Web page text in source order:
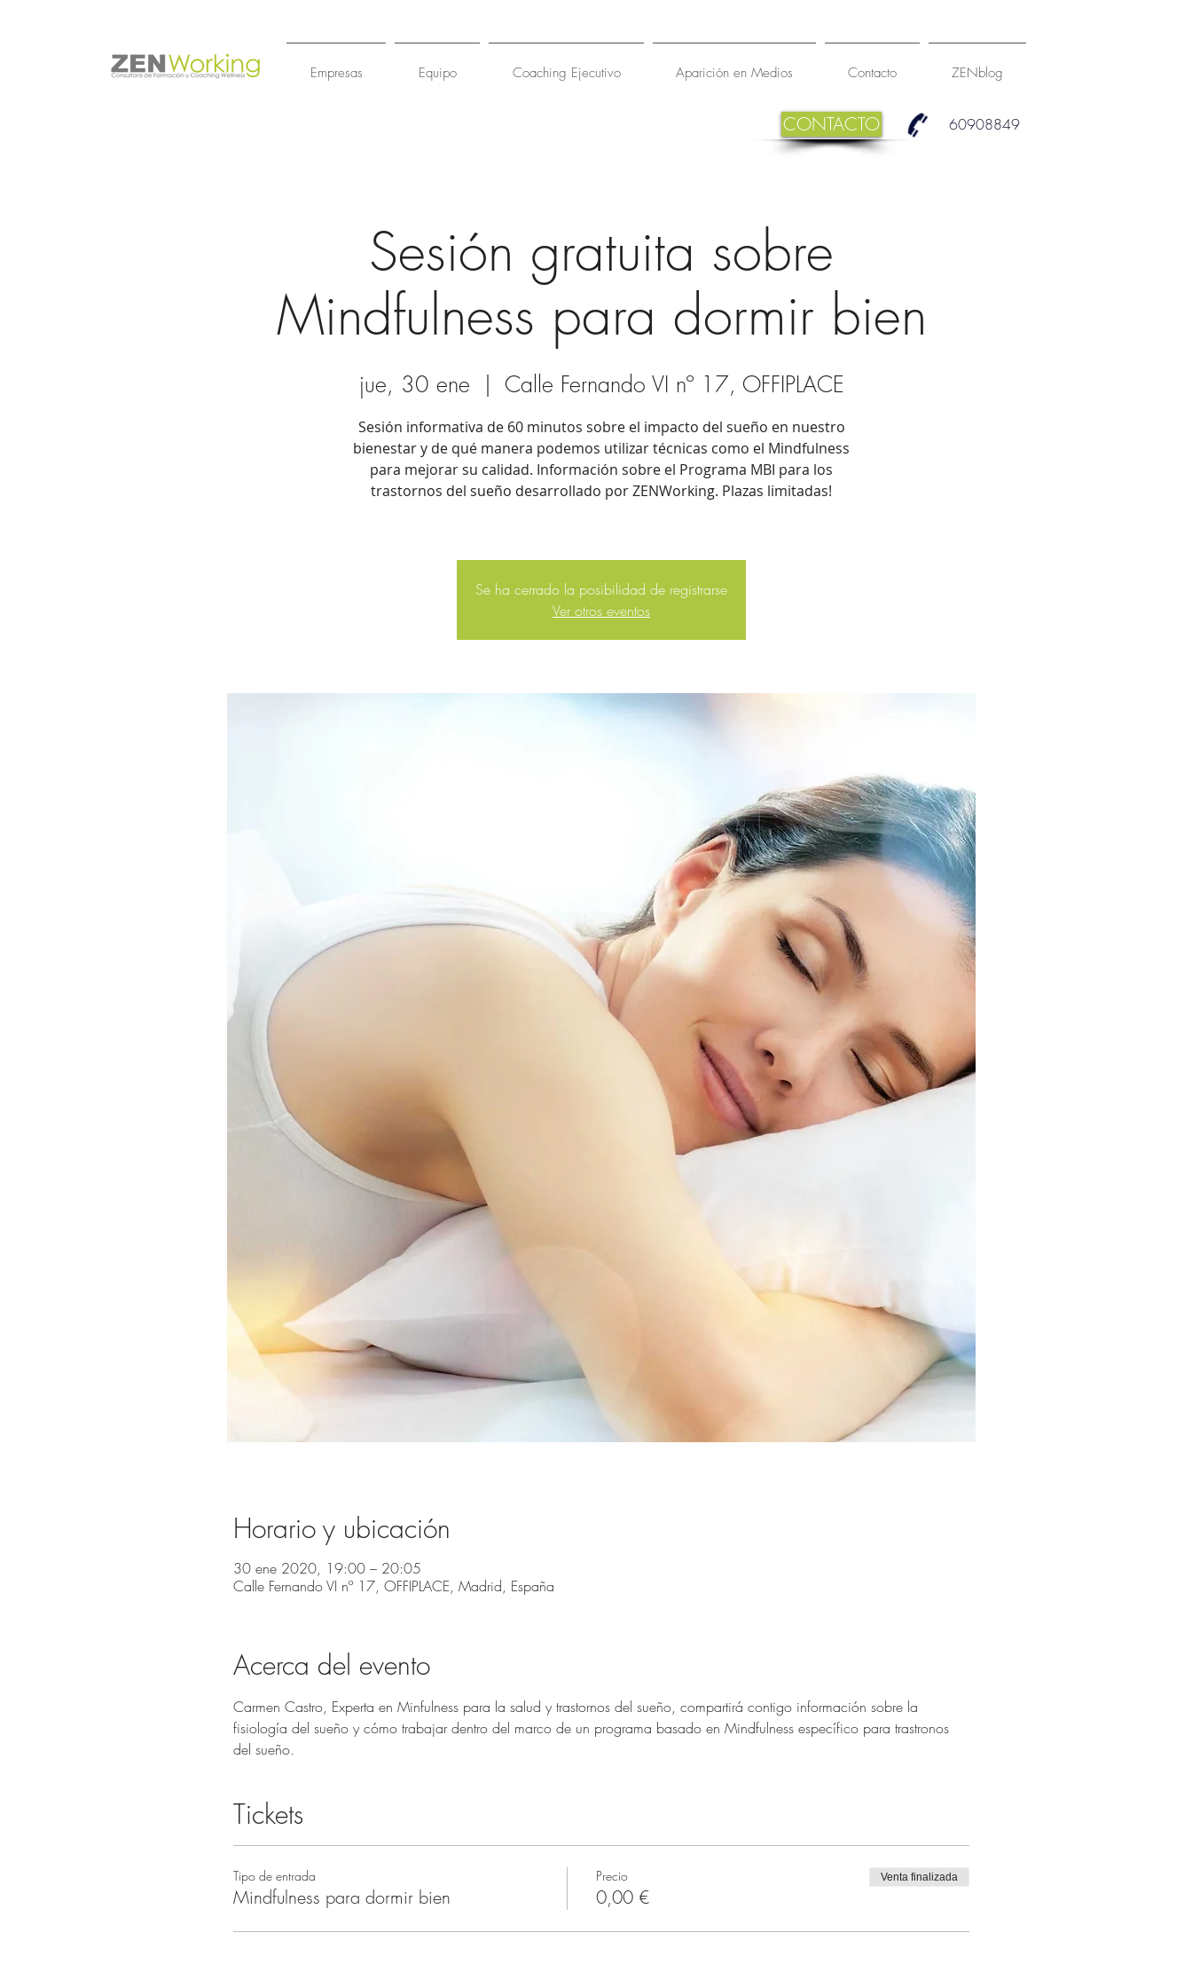
Empresas Equipo Coaching Ejecutivo Aparición en Medios Contacto ZENblog
CONTACTO 60908849
Sesión gratuita sobre
Mindfulness para dormir bien
jue, 30 ene
  |
Calle Fernando VI nº 17, OFFIPLACE
Sesión informativa de 60 minutos sobre el impacto del sueño en nuestro
bienestar y de qué manera podemos utilizar técnicas como el Mindfulness
para mejorar su calidad. Información sobre el Programa MBI para los
trastornos del sueño desarrollado por ZENWorking. Plazas limitadas!
Se ha cerrado la posibilidad de registrarse
Ver otros eventos
Horario y ubicación
30 ene 2020, 19:00 – 20:05
Calle Fernando VI nº 17, OFFIPLACE, Madrid, España
Acerca del evento
Carmen Castro, Experta en Minfulness para la salud y trastornos del sueño, compartirá contigo información sobre la
fisiología del sueño y cómo trabajar dentro del marco de un programa basado en Mindfulness específico para trastronos
del sueño.
Tickets
Tipo de entrada
Mindfulness para dormir bien
Precio
0,00 €
Venta finalizada